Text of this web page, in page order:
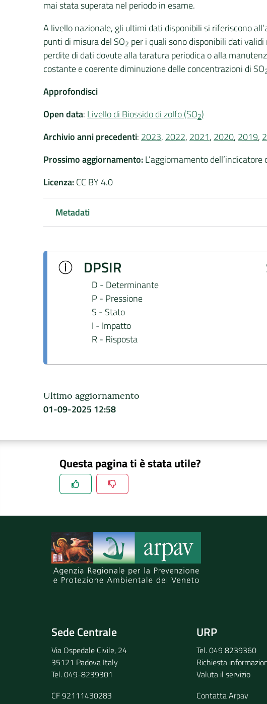
mai stata superata nel periodo in esame.
A livello nazionale, gli ultimi dati disponibili si riferiscono
punti di misura del SO2 per i quali sono disponibili dati
perdite di dati dovute alla taratura periodica o alla
costante e coerente diminuzione delle concentrazioni di SO
Approfondisci
Open data: Livello di Biossido di zolfo (SO2)
Archivio anni precedenti: 2023, 2022, 2021, 2020, 2019,
Prossimo aggiornamento:L’aggiornamento
Licenza:CC BY 4.0
Metadati
DPSIR
D - Determinante
P - Pressione
S - Stato
I - Impatto
R - Risposta
Ultimo aggiornamento
01-09-2025 12:58
Questa pagina ti è stata utile?
Spiegaci perchè, e aiutaci a migliorare il servizio
Sede Centrale
Via Ospedale Civile, 24
35121 Padova Italy
Tel. 049-8239301
CF 92111430283
URP
Tel. 049 8239360
Richiesta
Valuta il servizio
Contatta Arpav